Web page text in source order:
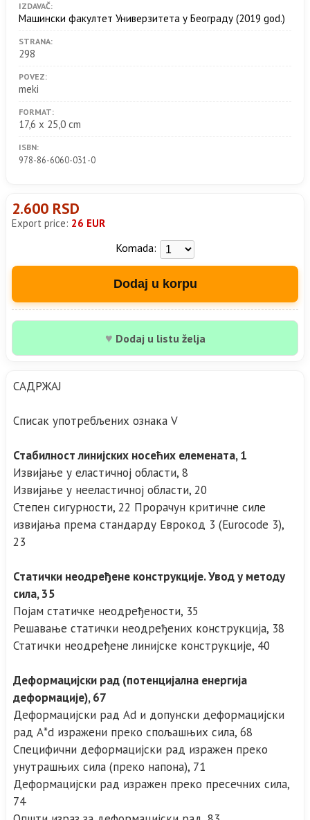
IZDAVAČ:
Машински факултет Универзитета у Београду (2019 god.)
STRANA:
298
POVEZ:
meki
FORMAT:
17,6 x 25,0 cm
ISBN:
978-86-6060-031-0
2.600 RSD
Export price: 26 EUR
Komada:
Dodaj u korpu
♥ Dodaj u listu želja
САДРЖАЈ
Списак употребљених ознака V
Стабилност линијских носећих елемената, 1
Извијање у еластичној области, 8
Извијање у нееластичној области, 20
Степен сигурности, 22 Прорачун критичне силе
извијања према стандарду Еврокод 3 (Eurocode 3),
23
Статички неодређене конструкције. Увод у методу
сила, 35
Појам статичке неодређености, 35
Решавање статички неодређених конструкција, 38
Статички неодређене линијске конструкције, 40
Деформацијски рад (потенцијална енергија
деформације), 67
Деформацијски рад Аd и допунски деформацијски
рад А*d изражени преко спољашњих сила, 68
Специфични деформацијски рад изражен преко
унутрашњих сила (преко напона), 71
Деформацијски рад изражен преко пресечних сила,
74